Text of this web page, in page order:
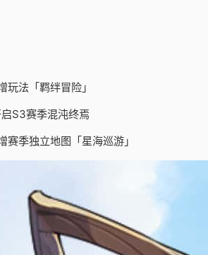
玩法「羁绊冒险」
S3赛季混沌终焉
赛季独立地图「星海巡游」